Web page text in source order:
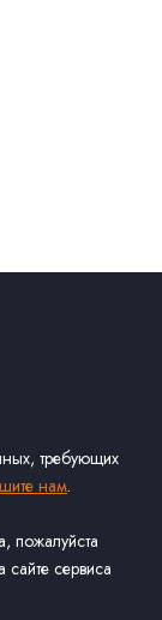
требующих
нам.
пожалуйста
сайте сервиса